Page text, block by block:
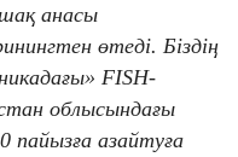
анасы
өтеді. Біздің
FISH-
облысындағы
пайызға азайтуға